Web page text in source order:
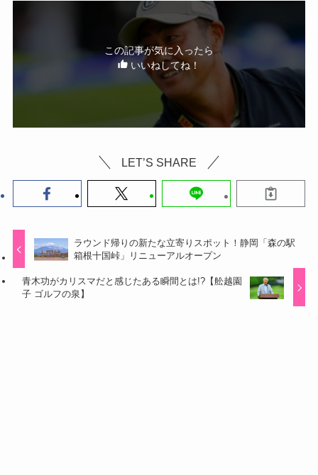
この記事が気に入ったら
いいねしてね！
LET’S SHARE
ラウンド帰りの新たな立寄りスポット！静岡「森の駅
箱根十国峠」リニューアルオープン
青木功がカリスマだと感じたある瞬間とは!?【舩越園
子 ゴルフの泉】